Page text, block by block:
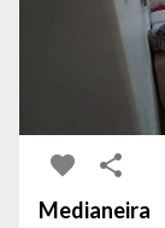
Medianeira